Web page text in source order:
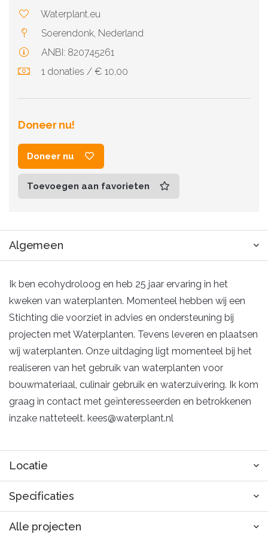
Waterplant.eu
Soerendonk, Nederland
ANBI: 820745261
1 donaties / € 10,00
Doneer nu!
Doneer nu
Toevoegen aan favorieten
Algemeen
Ik ben ecohydroloog en heb 25 jaar ervaring in het
kweken van waterplanten. Momenteel hebben wij een
Stichting die voorziet in advies en ondersteuning bij
projecten met Waterplanten. Tevens leveren en plaatsen
wij waterplanten. Onze uitdaging ligt momenteel bij het
realiseren van het gebruik van waterplanten voor
bouwmateriaal, culinair gebruik en waterzuivering. Ik kom
graag in contact met geïnteresseerden en betrokkenen
inzake natteteelt. kees@waterplant.nl
Locatie
Specificaties
Alle projecten